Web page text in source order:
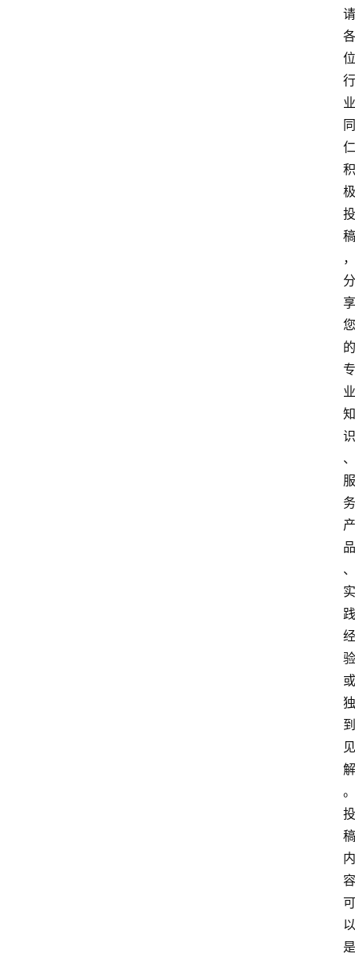
请
各
位
行
业
同
仁
积
极
投
稿
，
分
享
您
的
专
业
知
识
、
服
务
产
品
、
实
践
经
验
或
独
到
见
解
。
投
稿
内
容
可
以
是